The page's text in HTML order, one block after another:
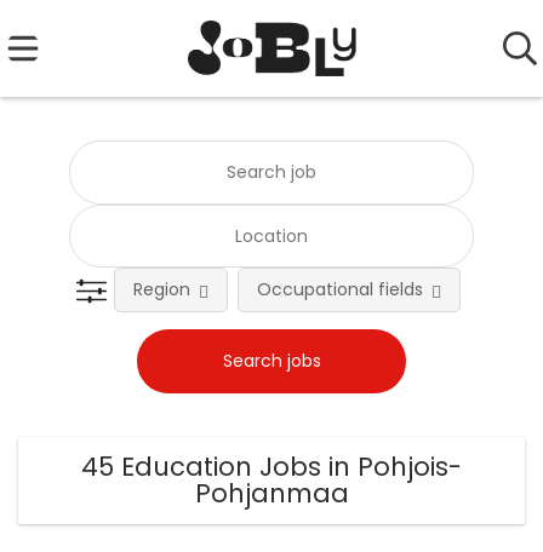
Region Occupational fields
45 Education Jobs in Pohjois-
Pohjanmaa